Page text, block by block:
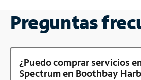
Preguntas
¿Puedo comprar servicios
Spectrum en Boothbay